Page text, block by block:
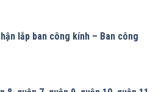
lắp ban công kính – Ban công